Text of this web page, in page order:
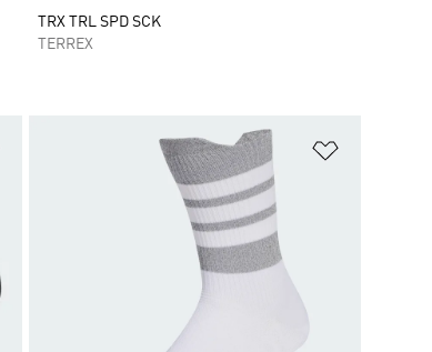
TRX TRL SPD SCK
TERREX
เพิ่มไปยังรายการสินค้าโปรด